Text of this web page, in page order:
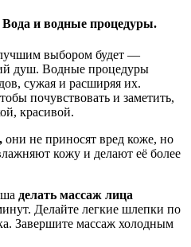
и водные процедуры.
выбором будет —
душ. Водные процедуры
сужая и расширяя их.
почувствовать и заметить,
красивой.
они не приносят вред коже, но
кожу и делают её более
делать массаж лица
Делайте легкие шлепки по
Завершите массаж холодным